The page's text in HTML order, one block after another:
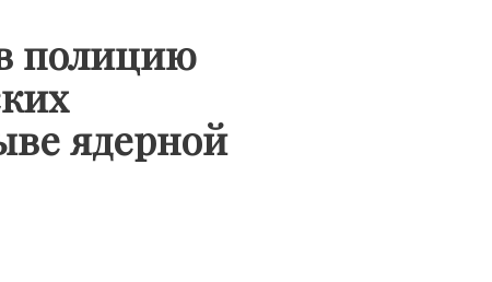
полицию
ядерной